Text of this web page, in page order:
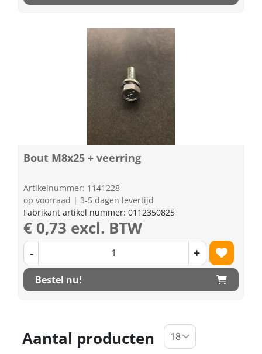
Bout M8x25 + veerring
Artikelnummer: 1141228
op voorraad | 3-5 dagen levertijd
Fabrikant artikel nummer: 0112350825
€ 0,73 excl. BTW
- +
Bestel nu!
Aantal producten